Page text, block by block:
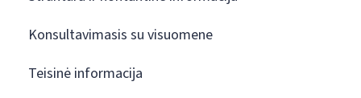
Konsultavimasis su visuomene
Teisinė informacija